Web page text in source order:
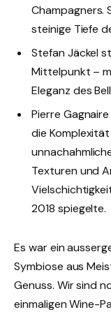
Champagners.
steinige Tiefe
Stefan Jäckel
Mittelpunkt –
Eleganz des
Pierre
die
Texturen und
2018 spiegelte.
Es war ein
Symbiose aus
Genuss. Wir sind
einmaligen Wine-